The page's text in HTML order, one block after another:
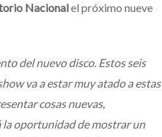
Nacionalel próximo nueve
del nuevo disco. Estos seis
va a estar muy atado a estas
cosas nuevas,
la oportunidad de mostrar un